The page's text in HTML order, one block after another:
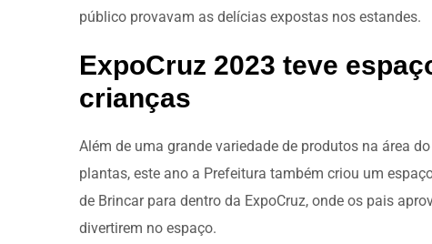
público provavam as delícias expostas nos estandes.
ExpoCruz 2023 teve
crianças
Além de uma grande variedade de produtos na área
plantas, este ano a Prefeitura também criou um
de Brincar para dentro da ExpoCruz, onde os pais
divertirem no espaço.